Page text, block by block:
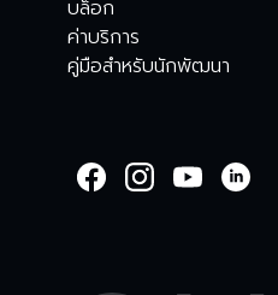
บล็อก
ค่าบริการ
คู่มือสำหรับนักพัฒนา